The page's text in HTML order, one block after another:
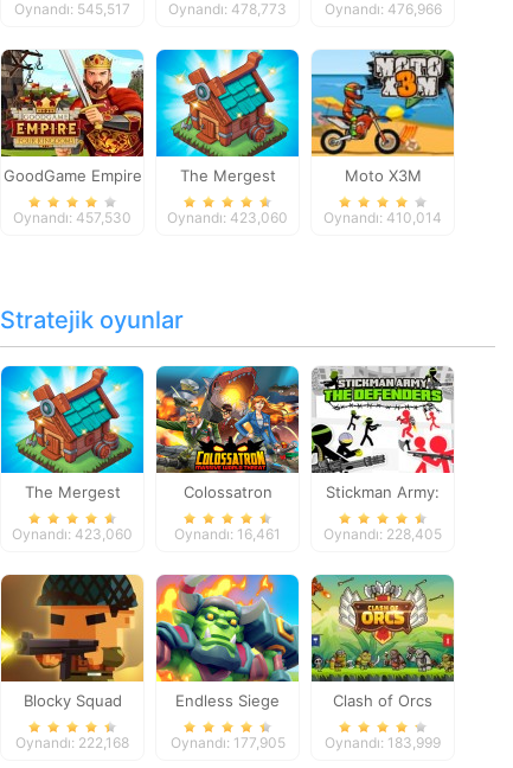
Oynandı: 545,517 Oynandı: 478,773 Oynandı: 476,966
GoodGame Empire
Oynandı: 457,530
The Mergest
Kingdom
Oynandı: 423,060
Moto X3M
Oynandı: 410,014
Stratejik oyunlar
The Mergest
Kingdom
Oynandı: 423,060
Colossatron
Oynandı: 16,461
Stickman Army:
The Defenders
Oynandı: 228,405
Blocky Squad
Oynandı: 222,168
Endless Siege
Oynandı: 177,905
Clash of Orcs
Oynandı: 183,999